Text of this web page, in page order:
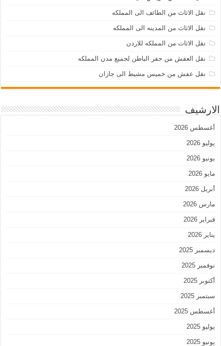
نقل الاثاث من الطائف الى المملكه
نقل الاثاث من المدينه الى المملكه
نقل الاثاث من المملكه للاردن
نقل العفش من حفر الباطن لجميع مدن المملكه
نقل عفش من خميس مشيط الى جازان
الارشيف
أغسطس 2026
يوليو 2026
يونيو 2026
مايو 2026
أبريل 2026
مارس 2026
فبراير 2026
يناير 2026
ديسمبر 2025
نوفمبر 2025
أكتوبر 2025
سبتمبر 2025
أغسطس 2025
يوليو 2025
يونيو 2025